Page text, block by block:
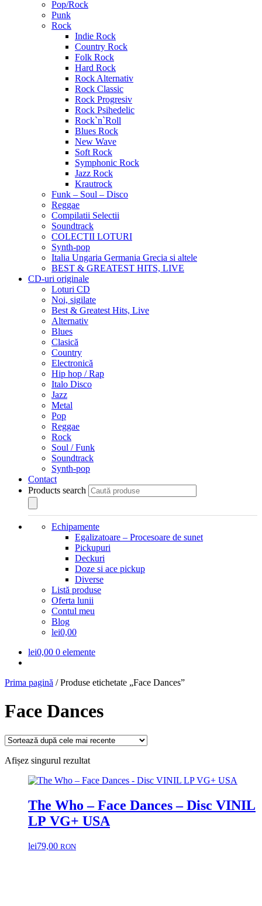
Pop/Rock
Punk
Rock
Indie Rock
Country Rock
Folk Rock
Hard Rock
Rock Alternativ
Rock Classic
Rock Progresiv
Rock Psihedelic
Rock`n`Roll
Blues Rock
New Wave
Soft Rock
Symphonic Rock
Jazz Rock
Krautrock
Funk – Soul – Disco
Reggae
Compilatii Selectii
Soundtrack
COLECTII LOTURI
Synth-pop
Italia Ungaria Germania Grecia si altele
BEST & GREATEST HITS, LIVE
CD-uri originale
Loturi CD
Noi, sigilate
Best & Greatest Hits, Live
Alternativ
Blues
Clasică
Country
Electronică
Hip hop / Rap
Italo Disco
Jazz
Metal
Pop
Reggae
Rock
Soul / Funk
Soundtrack
Synth-pop
Contact
Products search
Echipamente
Egalizatoare – Procesoare de sunet
Pickupuri
Deckuri
Doze si ace pickup
Diverse
Listă produse
Oferta lunii
Contul meu
Blog
lei0,00
lei0,00 0 elemente
Prima pagină /Produse etichetate „Face Dances”
Face Dances
Afișez singurul rezultat
The Who – Face Dances – Disc VINIL
LP VG+ USA
lei79,00 RON